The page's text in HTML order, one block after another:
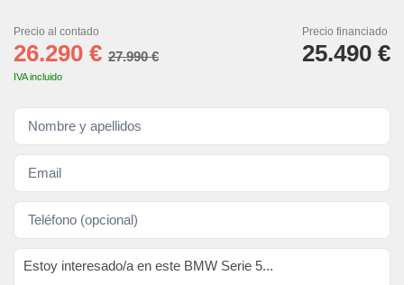
Precio al contado
26.290 € 27.990 €
IVA incluido
Precio financiado
25.490 €